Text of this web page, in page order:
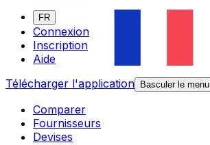
FR
Connexion
Inscription
Aide
Télécharger l'application
Basculer le menu
Comparer
Fournisseurs
Devises